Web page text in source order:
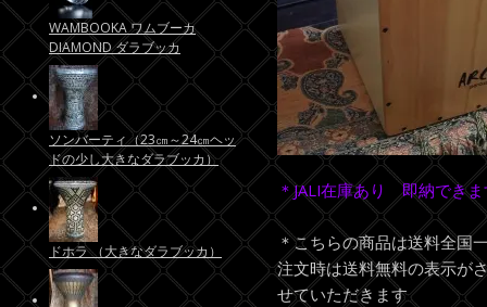
＊JALI在庫あり 即納でき
＊こちらの商品は送料全国
注文時は送料無料の表示が
せていただきます
WAMBOOKA ワムブーカ
DIAMOND ダラブッカ
ソンバーティ（23㎝～24㎝ヘッ
ドの少し大きなダラブッカ）
ドホラ （大きなダラブッカ）